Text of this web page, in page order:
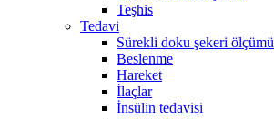
Teşhis
Tedavi
Sürekli doku şekeri ölçümü
Beslenme
Hareket
İlaçlar
İnsülin tedavisi